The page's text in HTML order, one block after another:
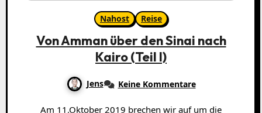
Nahost Reise
Von Amman über den Sinai nach
Kairo (Teil I)
Jens Keine Kommentare
Am 11.Oktober 2019 brechen wir auf um die